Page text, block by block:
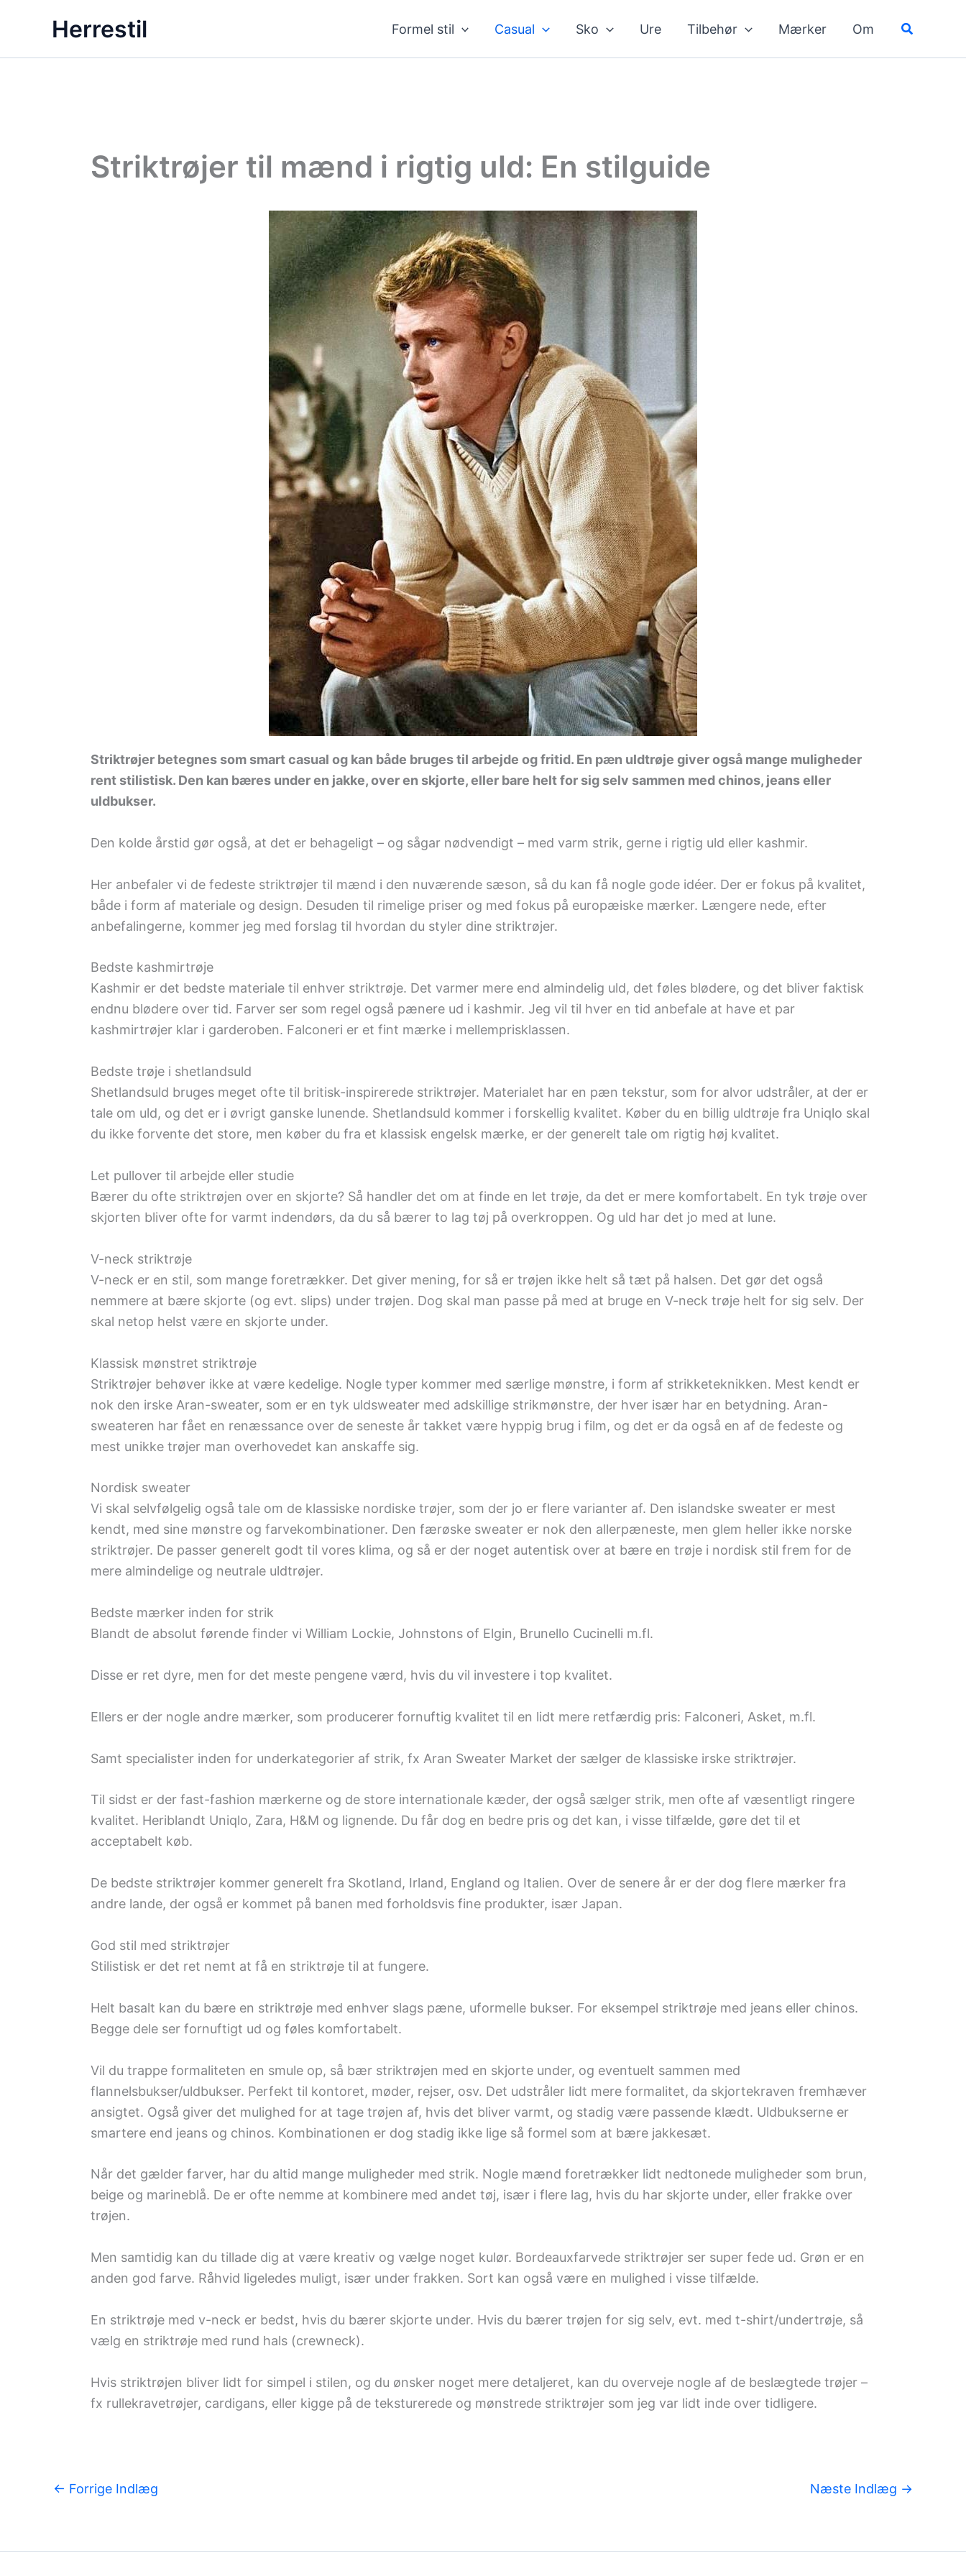
Herrestil Formel stil Casual Sko Ure Tilbehør Mærker Om Søg
Striktrøjer til mænd i rigtig uld: En stilguide
Striktrøjer betegnes som smart casual og kan både bruges til arbejde og fritid. En pæn uldtrøje giver også mange muligheder
rent stilistisk. Den kan bæres under en jakke, over en skjorte, eller bare helt for sig selv sammen med chinos, jeans eller
uldbukser.
Den kolde årstid gør også, at det er behageligt – og sågar nødvendigt – med varm strik, gerne i rigtig uld eller kashmir.
Her anbefaler vi de fedeste striktrøjer til mænd i den nuværende sæson, så du kan få nogle gode idéer. Der er fokus på kvalitet,
både i form af materiale og design. Desuden til rimelige priser og med fokus på europæiske mærker. Længere nede, efter
anbefalingerne, kommer jeg med forslag til hvordan du styler dine striktrøjer.
Bedste kashmirtrøje
Kashmir er det bedste materiale til enhver striktrøje. Det varmer mere end almindelig uld, det føles blødere, og det bliver faktisk
endnu blødere over tid. Farver ser som regel også pænere ud i kashmir. Jeg vil til hver en tid anbefale at have et par
kashmirtrøjer klar i garderoben. Falconeri er et fint mærke i mellemprisklassen.
Bedste trøje i shetlandsuld
Shetlandsuld bruges meget ofte til britisk-inspirerede striktrøjer. Materialet har en pæn tekstur, som for alvor udstråler, at der er
tale om uld, og det er i øvrigt ganske lunende. Shetlandsuld kommer i forskellig kvalitet. Køber du en billig uldtrøje fra Uniqlo skal
du ikke forvente det store, men køber du fra et klassisk engelsk mærke, er der generelt tale om rigtig høj kvalitet.
Let pullover til arbejde eller studie
Bærer du ofte striktrøjen over en skjorte? Så handler det om at finde en let trøje, da det er mere komfortabelt. En tyk trøje over
skjorten bliver ofte for varmt indendørs, da du så bærer to lag tøj på overkroppen. Og uld har det jo med at lune.
V-neck striktrøje
V-neck er en stil, som mange foretrækker. Det giver mening, for så er trøjen ikke helt så tæt på halsen. Det gør det også
nemmere at bære skjorte (og evt. slips) under trøjen. Dog skal man passe på med at bruge en V-neck trøje helt for sig selv. Der
skal netop helst være en skjorte under.
Klassisk mønstret striktrøje
Striktrøjer behøver ikke at være kedelige. Nogle typer kommer med særlige mønstre, i form af strikketeknikken. Mest kendt er
nok den irske Aran-sweater, som er en tyk uldsweater med adskillige strikmønstre, der hver især har en betydning. Aran-
sweateren har fået en renæssance over de seneste år takket være hyppig brug i film, og det er da også en af de fedeste og
mest unikke trøjer man overhovedet kan anskaffe sig.
Nordisk sweater
Vi skal selvfølgelig også tale om de klassiske nordiske trøjer, som der jo er flere varianter af. Den islandske sweater er mest
kendt, med sine mønstre og farvekombinationer. Den færøske sweater er nok den allerpæneste, men glem heller ikke norske
striktrøjer. De passer generelt godt til vores klima, og så er der noget autentisk over at bære en trøje i nordisk stil frem for de
mere almindelige og neutrale uldtrøjer.
Bedste mærker inden for strik
Blandt de absolut førende finder vi William Lockie, Johnstons of Elgin, Brunello Cucinelli m.fl.
Disse er ret dyre, men for det meste pengene værd, hvis du vil investere i top kvalitet.
Ellers er der nogle andre mærker, som producerer fornuftig kvalitet til en lidt mere retfærdig pris: Falconeri, Asket, m.fl.
Samt specialister inden for underkategorier af strik, fx Aran Sweater Market der sælger de klassiske irske striktrøjer.
Til sidst er der fast-fashion mærkerne og de store internationale kæder, der også sælger strik, men ofte af væsentligt ringere
kvalitet. Heriblandt Uniqlo, Zara, H&M og lignende. Du får dog en bedre pris og det kan, i visse tilfælde, gøre det til et
acceptabelt køb.
De bedste striktrøjer kommer generelt fra Skotland, Irland, England og Italien. Over de senere år er der dog flere mærker fra
andre lande, der også er kommet på banen med forholdsvis fine produkter, især Japan.
God stil med striktrøjer
Stilistisk er det ret nemt at få en striktrøje til at fungere.
Helt basalt kan du bære en striktrøje med enhver slags pæne, uformelle bukser. For eksempel striktrøje med jeans eller chinos.
Begge dele ser fornuftigt ud og føles komfortabelt.
Vil du trappe formaliteten en smule op, så bær striktrøjen med en skjorte under, og eventuelt sammen med
flannelsbukser/uldbukser. Perfekt til kontoret, møder, rejser, osv. Det udstråler lidt mere formalitet, da skjortekraven fremhæver
ansigtet. Også giver det mulighed for at tage trøjen af, hvis det bliver varmt, og stadig være passende klædt. Uldbukserne er
smartere end jeans og chinos. Kombinationen er dog stadig ikke lige så formel som at bære jakkesæt.
Når det gælder farver, har du altid mange muligheder med strik. Nogle mænd foretrækker lidt nedtonede muligheder som brun,
beige og marineblå. De er ofte nemme at kombinere med andet tøj, især i flere lag, hvis du har skjorte under, eller frakke over
trøjen.
Men samtidig kan du tillade dig at være kreativ og vælge noget kulør. Bordeauxfarvede striktrøjer ser super fede ud. Grøn er en
anden god farve. Råhvid ligeledes muligt, især under frakken. Sort kan også være en mulighed i visse tilfælde.
En striktrøje med v-neck er bedst, hvis du bærer skjorte under. Hvis du bærer trøjen for sig selv, evt. med t-shirt/undertrøje, så
vælg en striktrøje med rund hals (crewneck).
Hvis striktrøjen bliver lidt for simpel i stilen, og du ønsker noget mere detaljeret, kan du overveje nogle af de beslægtede trøjer –
fx rullekravetrøjer, cardigans, eller kigge på de teksturerede og mønstrede striktrøjer som jeg var lidt inde over tidligere.
← Forrige Indlæg Næste Indlæg →